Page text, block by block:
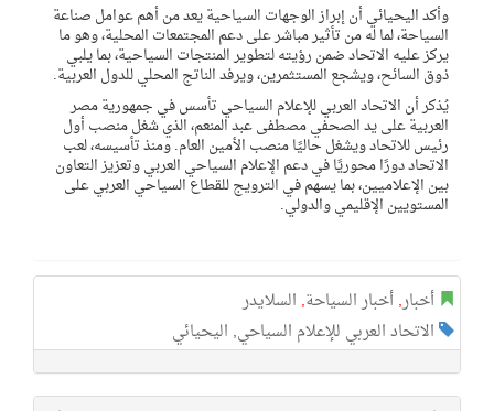
وأكد اليحيائي أن إبراز الوجهات السياحية يعد من أهم عوامل صناعة
السياحة، لما له من تأثير مباشر على دعم المجتمعات المحلية، وهو ما
يركز عليه الاتحاد ضمن رؤيته لتطوير المنتجات السياحية، بما يلبي
ذوق السائح، ويشجع المستثمرين، ويرفد الناتج المحلي للدول العربية.
يُذكر أن الاتحاد العربي للإعلام السياحي تأسس في جمهورية مصر
العربية على يد الصحفي مصطفى عبد المنعم، الذي شغل منصب أول
رئيس للاتحاد ويشغل حاليًا منصب الأمين العام. ومنذ تأسيسه، لعب
الاتحاد دورًا محوريًا في دعم الإعلام السياحي العربي وتعزيز التعاون
بين الإعلاميين، بما يسهم في الترويج للقطاع السياحي العربي على
المستويين الإقليمي والدولي.
أخبار,أخبار السياحة, السلايدر
الاتحاد العربي للإعلام السياحي, اليحيائي